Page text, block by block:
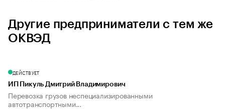
Другие предприниматели с тем же
ОКВЭД
ДЕЙСТВУЕТ
ИП Пикуль Дмитрий Владимирович
Перевозка грузов неспециализированными
автотранспортными...